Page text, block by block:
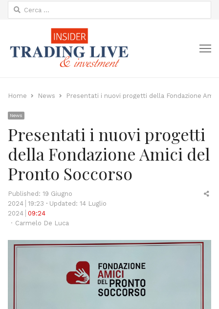
Ricerca
per:
Home News Presentati i nuovi progetti della Fondazione
News
Presentati i nuovi progetti
della Fondazione Amici del
Pronto Soccorso
Published: 19 Giugno
2024
19:23
Updated: 14 Luglio
2024
09:24
Author
Carmelo De Luca